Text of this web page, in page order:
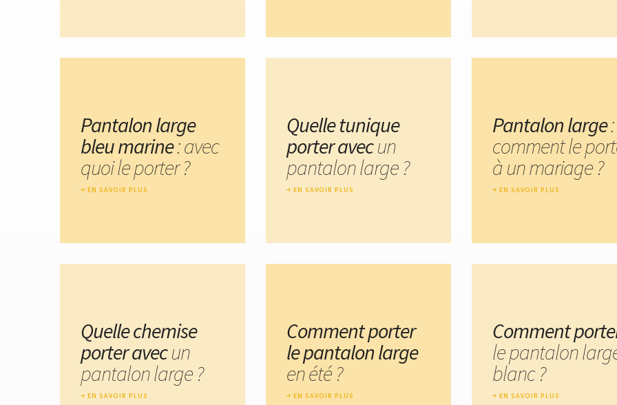
Pantalon large
bleu marine: avec
quoi le porter ?
EN SAVOIR PLUS
Quelle tunique
porter avecun
pantalon large ?
EN SAVOIR PLUS
Pantalon large:
comment le
à un mariage ?
EN SAVOIR PLUS
Quelle chemise
porter avecun
pantalon large ?
EN SAVOIR PLUS
Comment porter
le pantalon large
en été ?
EN SAVOIR PLUS
Comment
le pantalon
blanc ?
EN SAVOIR PLUS